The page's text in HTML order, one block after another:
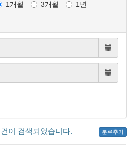
1개월 3개월 1년
이 검색되었습니다. 분류추가